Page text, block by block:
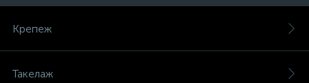
Крепеж
Такелаж